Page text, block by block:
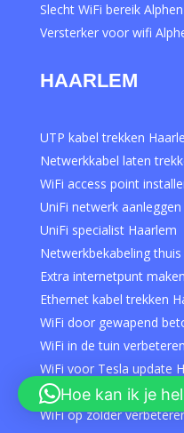
Slecht WiFi bereik
Versterker voor wifi
HAARLEM
UTP kabel trekken
Netwerkkabel laten
WiFi access point
UniFi netwerk
UniFi specialist Haarlem
Netwerkbekabeling
Extra internetpunt
Ethernet kabel trekken
WiFi door gewapend
WiFi in de tuin
WiFi voor Tesla update
WiFi in carport aanleggen
WiFi op zolder
Hoe kan ik je